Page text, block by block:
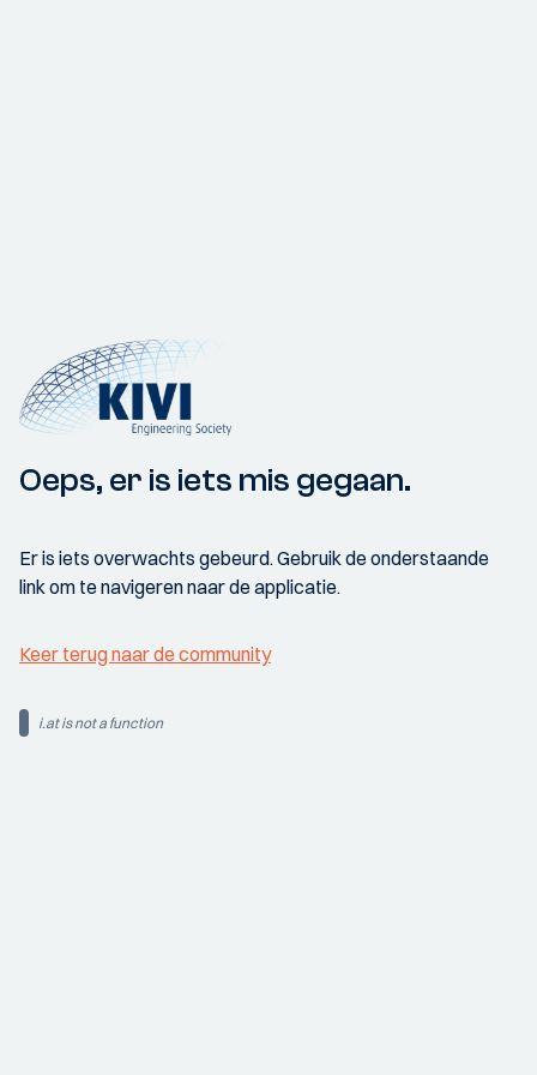
Oeps, er is iets mis gegaan.
Er is iets overwachts gebeurd. Gebruik de onderstaande
link om te navigeren naar de applicatie.
Keer terug naar de community
i.at is not a function